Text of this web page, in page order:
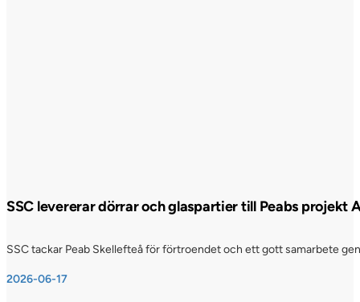
SSC levererar dörrar och glaspartier till Peabs projekt
SSC tackar Peab Skellefteå för förtroendet och ett gott samarbete
2026-06-17